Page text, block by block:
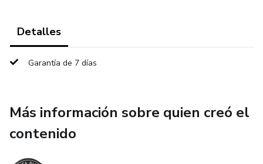
Detalles
Garantía de 7 días
Más información sobre quien creó el
contenido